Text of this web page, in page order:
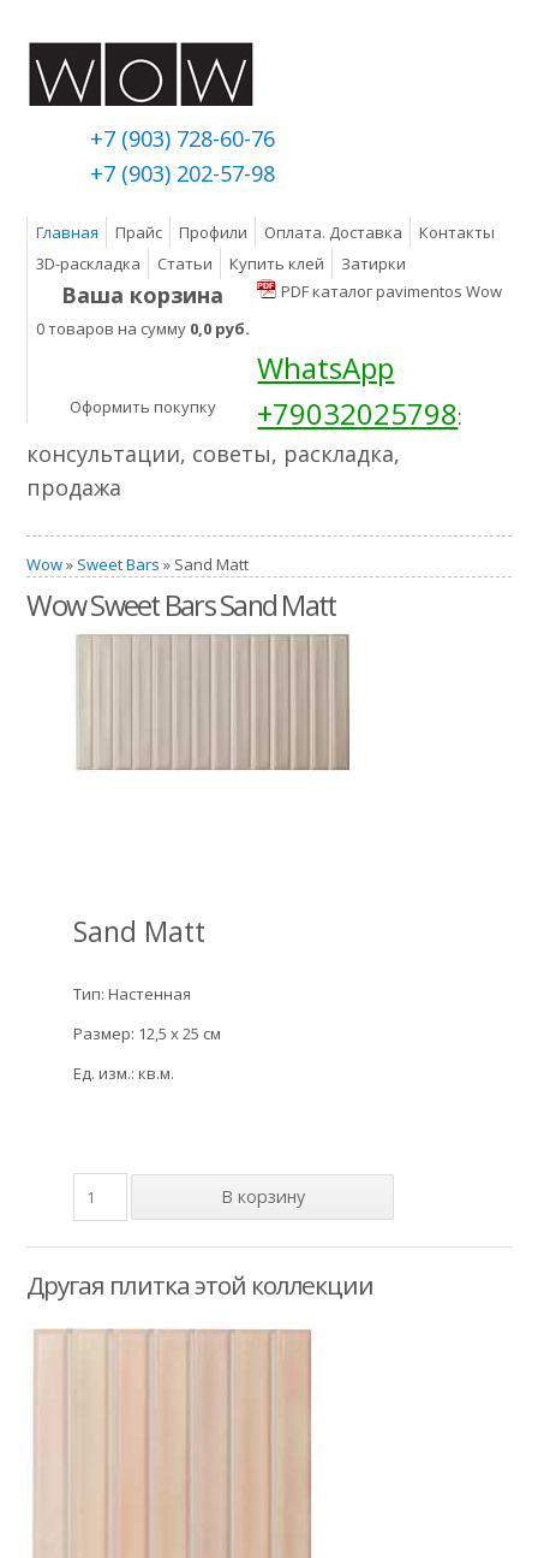
+7 (903) 728-60-76
+7 (903) 202-57-98
Главная Прайс Профили Оплата. Доставка
Контакты
3D-раскладка
Статьи Купить клей Затирки
Ваша корзина
0 товаров на сумму 0,0 руб.
Оформить покупку
PDF каталог pavimentos Wow
WhatsApp
+79032025798:
консультации, советы, раскладка,
продажа
Wow» Sweet Bars » Sand Matt
Wow Sweet Bars Sand Matt
Sand Matt
Тип: Настенная
Размер: 12,5 x 25 см
Ед. изм.: кв.м.
Другая плитка этой коллекции